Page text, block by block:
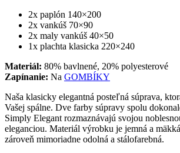
2x paplón 140×200
2x vankúš 70×90
2x maly vankúš 40×50
1x plachta klasicka 220×240
Materiál: 80% bavlnené, 20% polyesterové
Zapínanie: Na GOMBÍKY
Naša klasicky elegantná posteľná súprava,
Vašej spálne. Dve farby súpravy spolu
Simply Elegant rozmaznávajú svojou
eleganciou. Materiál výrobku je jemná a
zároveň mimoriadne odolná a stálofarebná.